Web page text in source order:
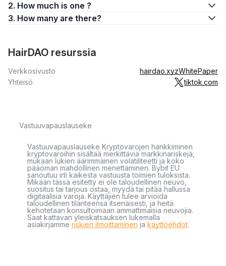
2. How much is one ?
3. How many are there?
HairDAO resurssia
Verkkosivusto hairdao.xyzWhitePaper
Yhteisö
tiktok.com
Vastuuvapauslauseke
Vastuuvapauslauseke Kryptovarojen hankkiminen
kryptovaroihin sisältää merkittäviä markkinariskejä,
mukaan lukien äärimmäinen volatiliteetti ja koko
pääoman mahdollinen menettäminen. Bybit EU
sanoutuu irti kaikesta vastuusta toimien tuloksista.
Mikään tässä esitetty ei ole taloudellinen neuvo,
suositus tai tarjous ostaa, myydä tai pitää hallussa
digitaalisia varoja. Käyttäjien tulee arvioida
taloudellinen tilanteensa itsenäisesti, ja heitä
kehotetaan konsultoimaan ammattimaisia neuvojia.
Saat kattavan yleiskatsauksen lukemalla
asiakirjamme riskien ilmoittaminen ja käyttöehdot.